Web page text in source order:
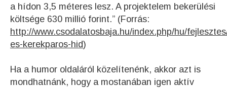
a hídon 3,5 méteres lesz. A projektelem bekerülési
költsége 630 millió forint.” (Forrás:
http://www.csodalatosbaja.hu/index.php/hu/
es-kerekparos-hid)
Ha a humor oldaláról közelítenénk, akkor azt is
mondhatnánk, hogy a mostanában igen aktív